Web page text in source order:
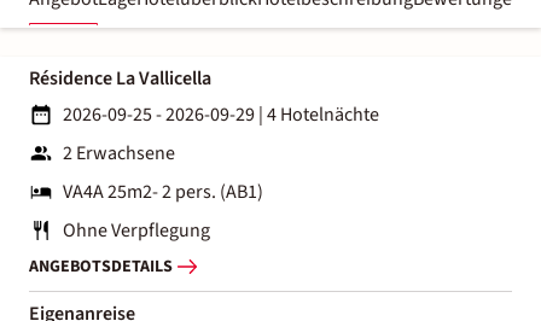
Résidence La Vallicella
2026-09-25 - 2026-09-29|4 Hotelnächte
2 Erwachsene
VA4A 25m2- 2 pers. (AB1)
Ohne Verpflegung
ANGEBOTSDETAILS
Eigenanreise